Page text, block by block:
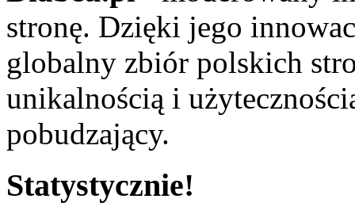
stronę. Dzięki jego
globalny zbiór polskich
unikalnością i
pobudzający.
Statystycznie!